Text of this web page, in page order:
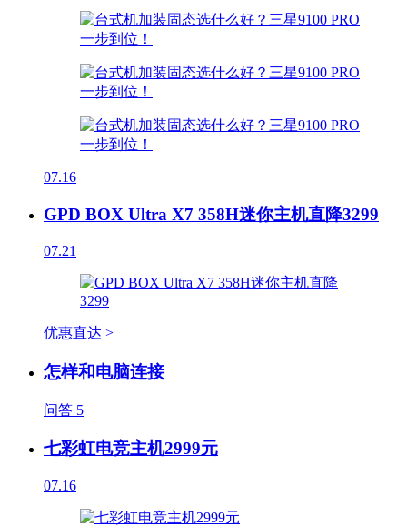
07.16
GPD BOX Ultra X7 358H迷你主机直降3299
07.21
优惠直达 >
怎样和电脑连接
问答 5
七彩虹电竞主机2999元
07.16